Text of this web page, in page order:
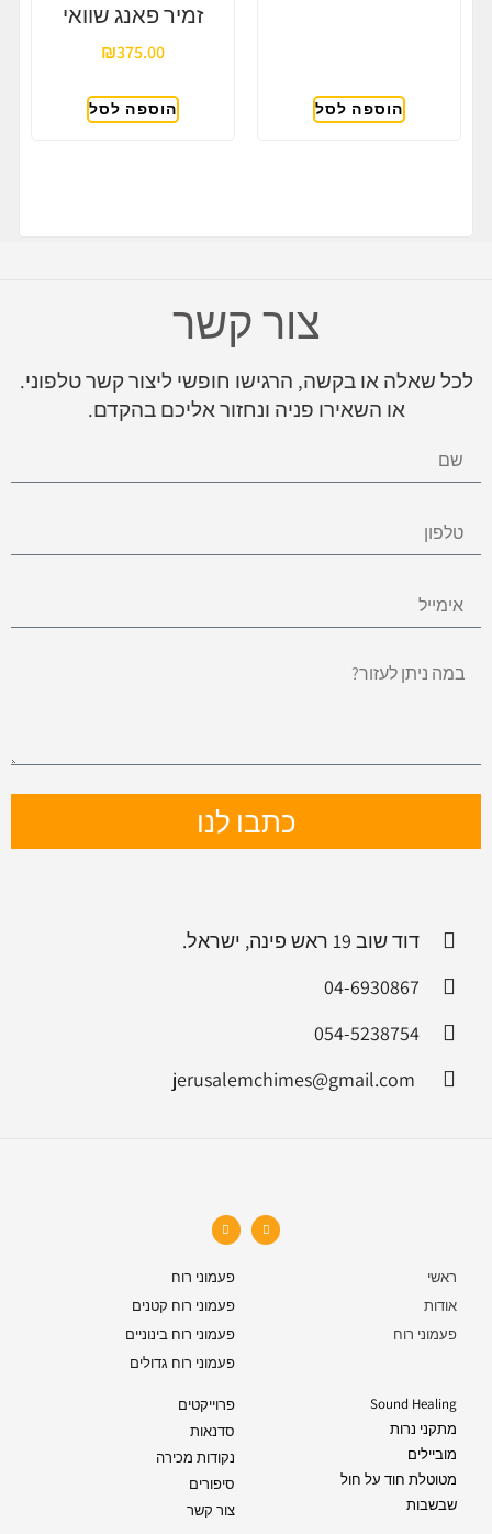
הוספה לסל
זמיר פאנג שוואי
₪375.00
הוספה לסל
צור קשר
לכל שאלה או בקשה, הרגישו חופשי ליצור קשר טלפוני.
או השאירו פניה ונחזור אליכם בהקדם.
כתבו לנו
דוד שוב 19 ראש פינה, ישראל.
04-6930867
054-5238754
ראשי
אודות
פעמוני רוח
פעמוני רוח
פעמוני רוח קטנים
פעמוני רוח בינוניים
פעמוני רוח גדולים
Sound Healing
מתקני נרות
מוביילים
מטוטלת חוד על חול
שבשבות
פרוייקטים
סדנאות
נקודות מכירה
סיפורים
צור קשר